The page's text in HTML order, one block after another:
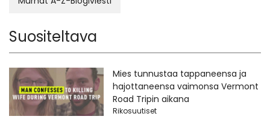
Suositeltava
Mies tunnustaa tappaneensa ja
hajottaneensa vaimonsa Vermont
Road Tripin aikana
Rikosuutiset